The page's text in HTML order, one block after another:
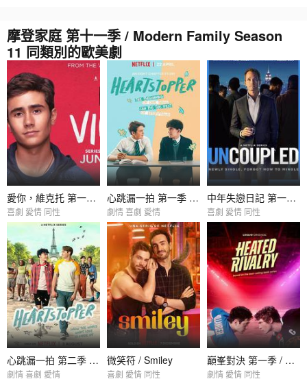
摩登家庭 第十一季 / Modern Family Season
11 同類別的歐美劇
愛你，維克托 第一季 / Love, Victor Season 1
喜劇 愛情 同性
心跳漏一拍 第一季 / Heartstopper Season 1
劇情 喜劇 愛情
中年失戀日記 第一季 / Uncoupled Season 1
喜劇 愛情 同性
心跳漏一拍 第二季 / Heartstopper Season 2
劇情 喜劇 愛情
微笑符 / Smiley
喜劇 愛情 同性
巔峯對決 第一季 / Heated Rivalry Season 1
劇情 愛情 同性